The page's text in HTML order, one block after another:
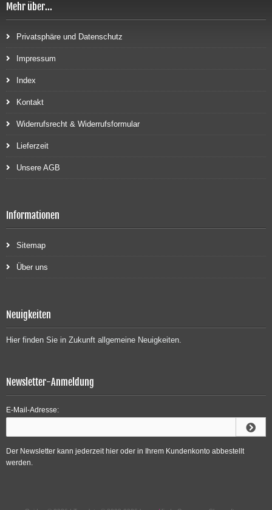
Mehr über...
Privatsphäre und Datenschutz
Impressum
Index
Kontakt
Widerrufsrecht & Widerrufsformular
Lieferzeit
Unsere AGB
Informationen
Sitemap
Über uns
Neuigkeiten
Hier finden Sie in Zukunft allgemeine Neuigkeiten.
Newsletter-Anmeldung
E-Mail-Adresse:
Der Newsletter kann jederzeit hier oder in Ihrem Kundenkonto abbestellt
werden.